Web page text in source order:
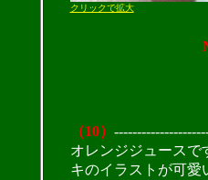
クリックで拡大
（10）
オレンジジュースで
キのイラストが可愛